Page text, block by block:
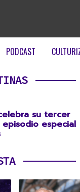
PODCAST
su tercer
especial